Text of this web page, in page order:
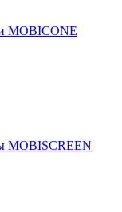
MOBICONE
MOBISCREEN